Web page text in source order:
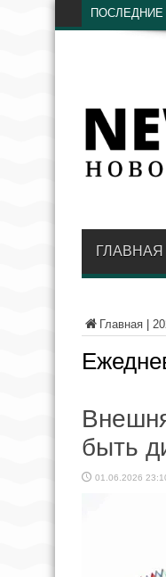
ГЛАВНАЯ
Главная
быть
01.06.2026